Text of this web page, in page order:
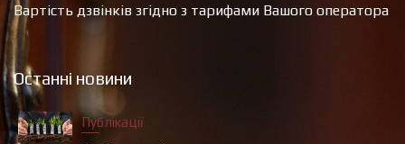
Вартість дзвінків згідно з тарифами Вашого оператора
Останні новини
Публікації